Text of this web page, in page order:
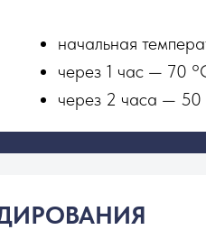
начальная
через 1 час — 70
через 2 часа —